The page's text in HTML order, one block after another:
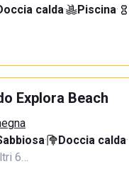
calda· Piscina·
Explora Beach
· Doccia calda·
6…